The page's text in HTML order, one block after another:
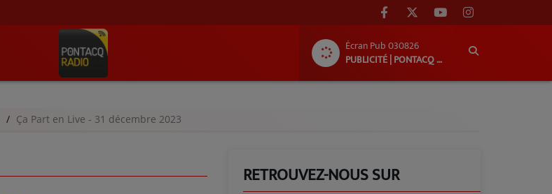
Écran Pub 030826
PUBLICITÉ | PONTACQ RADIO
Ça Part en Live - 31 décembre 2023
RETROUVEZ-NOUS SUR